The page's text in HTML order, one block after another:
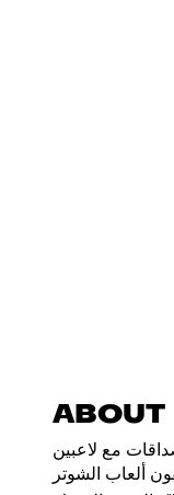
ABOUT
مع لاعبين
ألعاب الشوتر 🎮